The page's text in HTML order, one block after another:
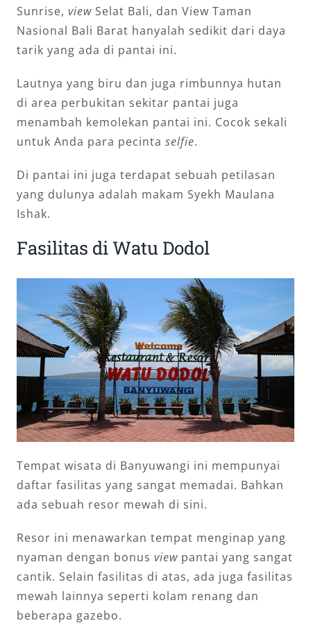
Sunrise, view Selat Bali, dan View Taman
Nasional Bali Barat hanyalah sedikit dari daya
tarik yang ada di pantai ini.
Lautnya yang biru dan juga rimbunnya hutan
di area perbukitan sekitar pantai juga
menambah kemolekan pantai ini. Cocok sekali
untuk Anda para pecinta selfie.
Di pantai ini juga terdapat sebuah petilasan
yang dulunya adalah makam Syekh Maulana
Ishak.
Fasilitas di Watu Dodol
Tempat wisata di Banyuwangi ini mempunyai
daftar fasilitas yang sangat memadai. Bahkan
ada sebuah resor mewah di sini.
Resor ini menawarkan tempat menginap yang
nyaman dengan bonus view pantai yang sangat
cantik. Selain fasilitas di atas, ada juga fasilitas
mewah lainnya seperti kolam renang dan
beberapa gazebo.